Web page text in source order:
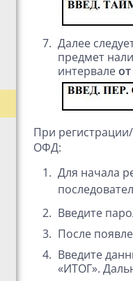
Далее
предмет
интервале
При
ОФД:
Для начала
Введите
После
Введите
«ИТОГ».